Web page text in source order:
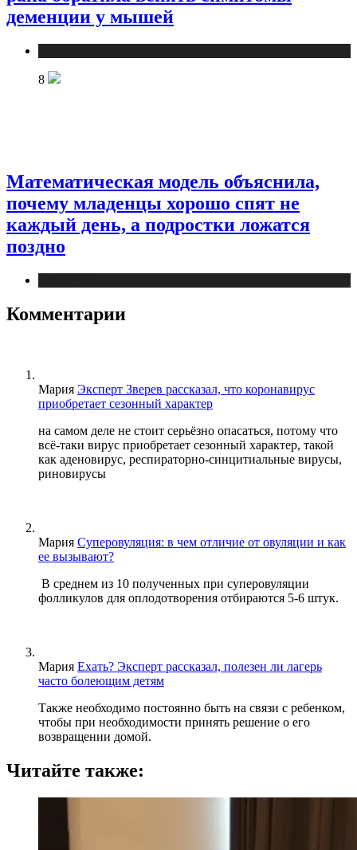
деменции у мышей
8
Математическая модель объяснила,
почему младенцы хорошо спят не
каждый день, а подростки ложатся
поздно
Комментарии
Мария Эксперт Зверев рассказал, что коронавирус
приобретает сезонный характер
на самом деле не стоит серьёзно опасаться, потому что
всё-таки вирус приобретает сезонный характер, такой
как аденовирус, респираторно-синцитиальные вирусы,
риновирусы
Мария Суперовуляция: в чем отличие от овуляции и как
ее вызывают?
В среднем из 10 полученных при суперовуляции
фолликулов для оплодотворения отбираются 5-6 штук.
Мария Ехать? Эксперт рассказал, полезен ли лагерь
часто болеющим детям
Также необходимо постоянно быть на связи с ребенком,
чтобы при необходимости принять решение о его
возвращении домой.
Читайте также: